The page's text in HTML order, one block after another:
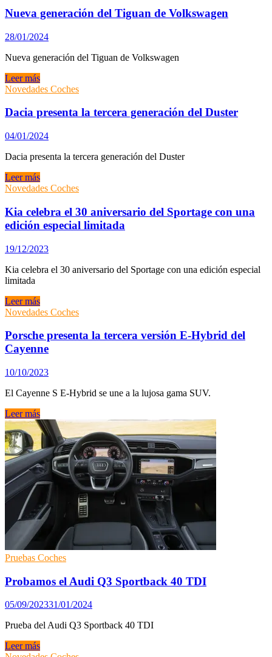
Special
Edition
Nueva generación del Tiguan de Volkswagen
28/01/2024
Nueva generación del Tiguan de Volkswagen
Nueva
generación
Tiguan
Volkswagen
Leer más
Novedades Coches
Dacia presenta la tercera generación del Duster
04/01/2024
Dacia presenta la tercera generación del Duster
Dacia
presenta
tercera
generación
del
Leer más
Novedades Coches
Kia celebra el 30 aniversario del Sportage con una
edición especial limitada
19/12/2023
Kia celebra el 30 aniversario del Sportage con una edición especial
limitada
Kia
celebra
30
aniversario
del
con
una
edición
especial
limitada
Leer más
Novedades Coches
Porsche presenta la tercera versión E-Hybrid del
Cayenne
10/10/2023
El Cayenne S E-Hybrid se une a la lujosa gama SUV.
Porsche
presenta
la
tercera
versión
E-
Hybrid
del
Cayenne
Leer más
Pruebas Coches
Probamos el Audi Q3 Sportback 40 TDI
05/09/202331/01/2024
Prueba del Audi Q3 Sportback 40 TDI
Probamos
Leer más